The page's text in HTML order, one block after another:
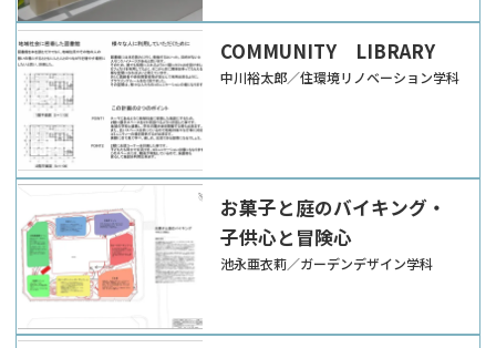
COMMUNITY LIBRARY
中川裕太郎／住環境リノベーション学科
お菓子と庭のバイキング・
子供心と冒険心
池永亜衣莉／ガーデンデザイン学科